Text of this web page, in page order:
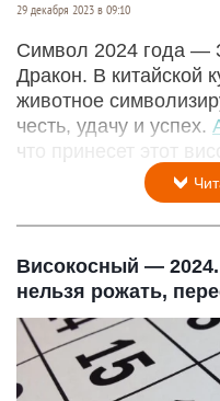
29 декабря 2023 в 09:10
Символ 2024 года —
Дракон. В китайской
животное
честь, удачу и успех.
что принесет этот
Високосный — 2024.
нельзя рожать,